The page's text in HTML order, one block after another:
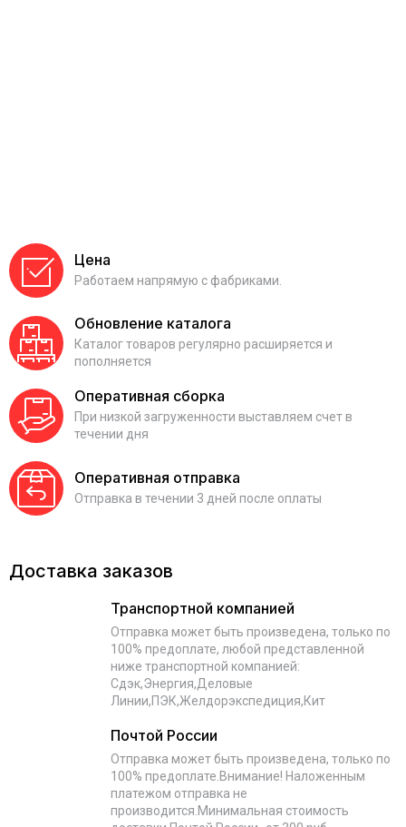
Цена
Работаем напрямую с фабриками.
Обновление каталога
Каталог товаров регулярно расширяется и
пополняется
Оперативная сборка
При низкой загруженности выставляем счет в
течении дня
Оперативная отправка
Отправка в течении 3 дней после оплаты
Доставка заказов
Транспортной компанией
Отправка может быть произведена, только по
100% предоплате, любой представленной
ниже транспортной компанией:
Сдэк,Энергия,Деловые
Линии,ПЭК,Желдорэкспедиция,Кит
Почтой России
Отправка может быть произведена, только по
100% предоплате.Внимание! Наложенным
платежом отправка не
производится.Минимальная стоимость